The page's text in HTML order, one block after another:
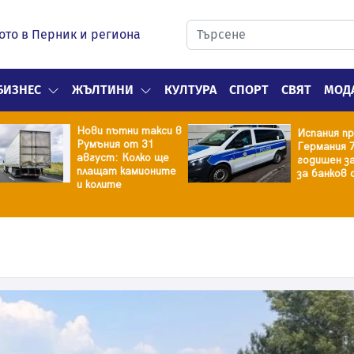
в Перник и региона
ЖЪЛТИНИ КУЛТУРА СПОРТ СВЯТ
Нови пътни такси в
Румъния от 31
август: Колко ще
плащат камионите
и колите
Испания
Германия
годишен
за банков